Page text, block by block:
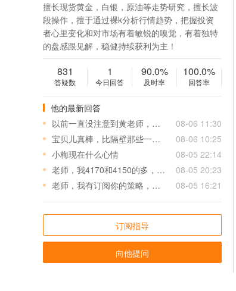
擅长现货黄金，白银，原油等走势研究，擅长波
段操作，擅于通过裸k分析行情趋势，把握投资
者心里变化和对市场有着敏锐的嗅觉，有着独特
的盘感跟见解，稳健持续获利为主！
831
答疑数
1
今日回答
90.0%
及时率
100.0%
回答率
他的最新回答
以前一直没注意到黄老师，，黄老师在汇通快一年了 为什末 人气不怎么好？
08-06 11:30
宝贝儿真棒，比隔壁那些一天十几单的所谓的老师靠谱多了
08-06 10:25
小梅现在什么心情
08-05 22:14
老师，我4170和4150的多，锁了2单4050的空
08-05 20:23
老师，我有订阅你的策略，但是我自己有2单0.01的4050附近的空，要怎么处理
08-05 16:21
订阅指导
向他提问